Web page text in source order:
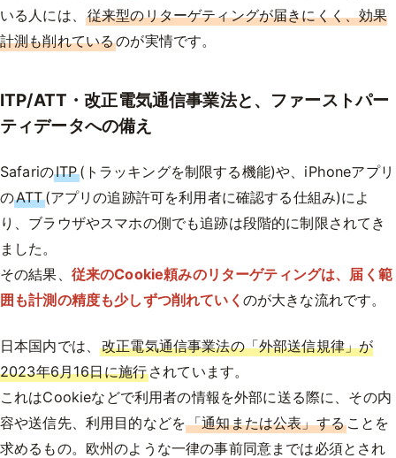
いる人には、 従来型のリターゲティングが届きにくく、効果
計測も削れているのが実情です。
ITP/ATT・改正電気通信事業法と、ファーストパー
ティデータへの備え
SafariのITP(トラッキングを制限する機能)や、iPhoneアプリ
のATT(アプリの追跡許可を利用者に確認する仕組み)によ
り、ブラウザやスマホの側でも追跡は段階的に制限されてき
ました。
その結果、 従来のCookie頼みのリターゲティングは、届く範
囲も計測の精度も少しずつ削れていく のが大きな流れです。
日本国内では、改正電気通信事業法の「外部送信規律」が
2023年6月16日に施行されています。
これはCookieなどで利用者の情報を外部に送る際に、その内
容や送信先、利用目的などを「通知または公表」することを
求めるもの。欧州のような一律の事前同意までは必須とされ